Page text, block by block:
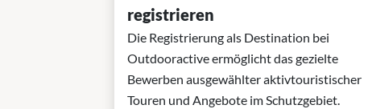
registrieren
Die Registrierung als Destination bei
Outdooractive ermöglicht das gezielte
Bewerben ausgewählter aktivtouristischer
Touren und Angebote im Schutzgebiet.